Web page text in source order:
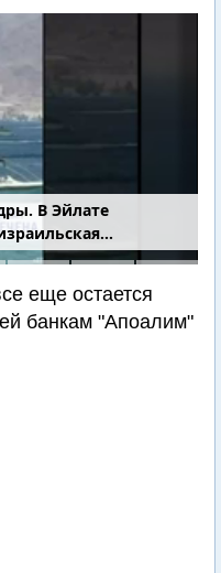
В Эйлате
лодка
еще остается
банкам "Апоалим"